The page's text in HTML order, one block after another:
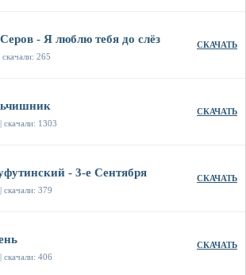
- Я люблю тебя до слёз
265
СКАЧАТЬ
скачали: 1303
СКАЧАТЬ
- 3-е Сентября
скачали: 379
СКАЧАТЬ
скачали: 406
СКАЧАТЬ